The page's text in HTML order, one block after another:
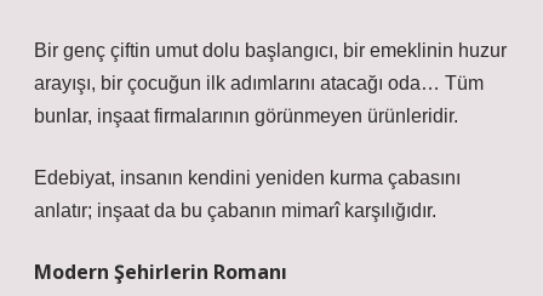
Bir genç çiftin umut dolu başlangıcı, bir emeklinin huzur
arayışı, bir çocuğun ilk adımlarını atacağı oda… Tüm
bunlar, inşaat firmalarının görünmeyen ürünleridir.
Edebiyat, insanın kendini yeniden kurma çabasını
anlatır; inşaat da bu çabanın mimarî karşılığıdır.
Modern Şehirlerin Romanı